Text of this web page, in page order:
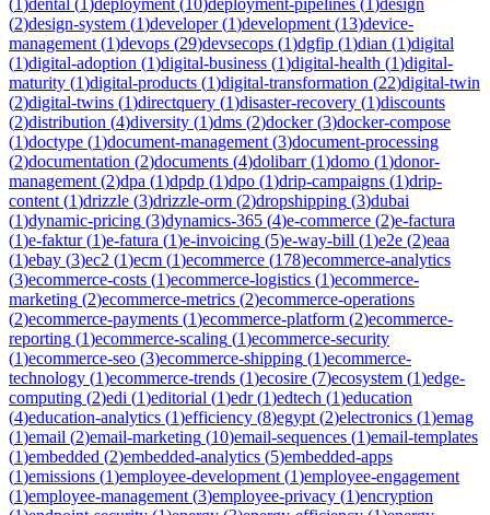
(2)design-system (1)developer(1)development (13)device-
management (1)devops (29)devsecops (1)dgfip (1)dian (1)digital
(1)digital-adoption (1)digital-business (1)digital-health (1)digital-
maturity (1)digital-products (1)digital-transformation (22)digital-twin
(2)digital-twins (1)directquery (1)disaster-recovery (1)discounts
(2)distribution (4)diversity (1)dms (2)docker(3)docker-compose
(1)doctype (1)document-management (3)document-processing
(2)documentation (2)documents (4)dolibarr(1)domo (1)donor-
management (2)dpa (1)dpdp (1)dpo (1)drip-campaigns (1)drip-
content (1)drizzle (3)drizzle-orm (2)dropshipping (3)dubai
(1)dynamic-pricing (3)dynamics-365 (4)e-commerce (2)e-factura
(1)e-faktur(1)e-fatura (1)e-invoicing (5)e-way-bill (1)e2e (2)eaa
(1)ebay (3)ec2 (1)ecm (1)ecommerce (178)ecommerce-analytics
(3)ecommerce-costs (1)ecommerce-logistics (1)ecommerce-
marketing (2)ecommerce-metrics (2)ecommerce-operations
(2)ecommerce-payments (1)ecommerce-platform (2)ecommerce-
reporting (1)ecommerce-scaling (1)ecommerce-security
(1)ecommerce-seo (3)ecommerce-shipping (1)ecommerce-
technology (1)ecommerce-trends (1)ecosire (7)ecosystem (1)edge-
computing (2)edi (1)editorial (1)edr(1)edtech (1)education
(4)education-analytics (1)efficiency (8)egypt (2)electronics (1)emag
(1)email (2)email-marketing (10)email-sequences (1)email-templates
(1)embedded (2)embedded-analytics (5)embedded-apps
(1)emissions (1)employee-development (1)employee-engagement
(1)employee-management (3)employee-privacy (1)encryption